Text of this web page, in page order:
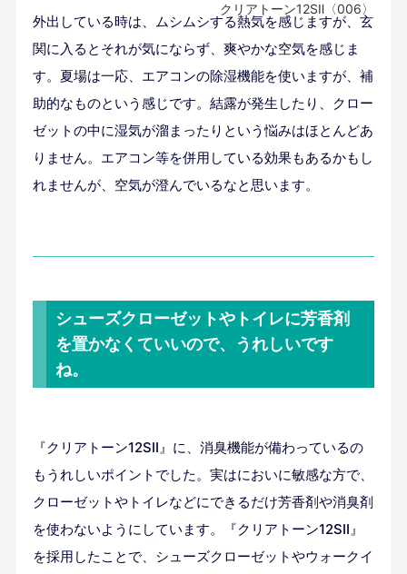
クリアトーン12SⅡ〈006〉
外出している時は、ムシムシする熱気を感じますが、玄
関に入るとそれが気にならず、爽やかな空気を感じま
す。夏場は一応、エアコンの除湿機能を使いますが、補
助的なものという感じです。結露が発生したり、クロー
ゼットの中に湿気が溜まったりという悩みはほとんどあ
りません。エアコン等を併用している効果もあるかもし
れませんが、空気が澄んでいるなと思います。
シューズクローゼットやトイレに芳香剤
を置かなくていいので、うれしいです
ね。
『クリアトーン12SⅡ』に、消臭機能が備わっているの
もうれしいポイントでした。実はにおいに敏感な方で、
クローゼットやトイレなどにできるだけ芳香剤や消臭剤
を使わないようにしています。『クリアトーン12SⅡ』
を採用したことで、シューズクローゼットやウォークイ